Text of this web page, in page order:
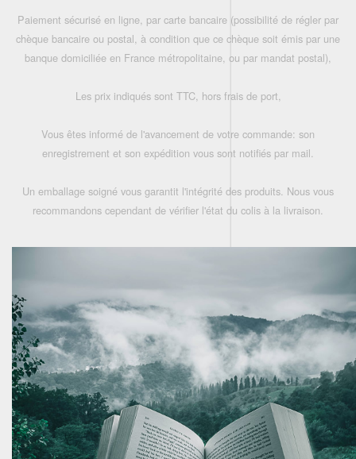
Paiement sécurisé en ligne, par carte bancaire (possibilité de régler par
chèque bancaire ou postal, à condition que ce chèque soit émis par une
banque domiciliée en France métropolitaine, ou par mandat postal),
Les prix indiqués sont TTC, hors frais de port,
Vous êtes informé de l'avancement de votre commande: son
enregistrement et son expédition vous sont notifiés par mail.
Un emballage soigné vous garantit l'intégrité des produits. Nous vous
recommandons cependant de vérifier l'état du colis à la livraison.